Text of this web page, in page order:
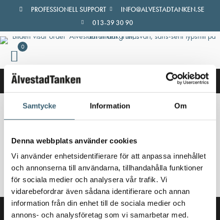
Samtycke Information Om
Denna webbplats använder cookies
Vi använder enhetsidentifierare för att anpassa innehållet
och annonserna till användarna, tillhandahålla funktioner
för sociala medier och analysera vår trafik. Vi
vidarebefordrar även sådana identifierare och annan
information från din enhet till de sociala medier och
annons- och analysföretag som vi samarbetar med.
Hoppa
innehåll
PROFESSIONELL SUPPORT
INFO@ALVESTADTANKEN.SE
013-39 30 90
0
Inga produkter hittades som motsvarar ditt val.